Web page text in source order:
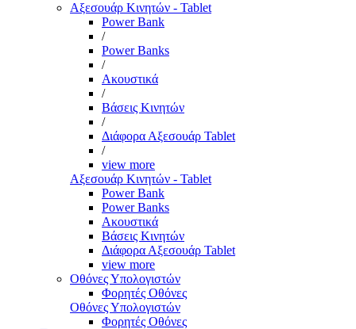
Αξεσουάρ Κινητών - Tablet
Power Bank
/
Power Banks
/
Ακουστικά
/
Βάσεις Κινητών
/
Διάφορα Αξεσουάρ Tablet
/
view more
Αξεσουάρ Κινητών - Tablet
Power Bank
Power Banks
Ακουστικά
Βάσεις Κινητών
Διάφορα Αξεσουάρ Tablet
view more
Οθόνες Υπολογιστών
Φορητές Οθόνες
Οθόνες Υπολογιστών
Φορητές Οθόνες